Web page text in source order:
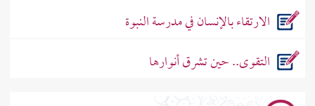
الارتقاء بالإنسان في مدرسة النبوة
التقوى.. حين تشرق أنوارها